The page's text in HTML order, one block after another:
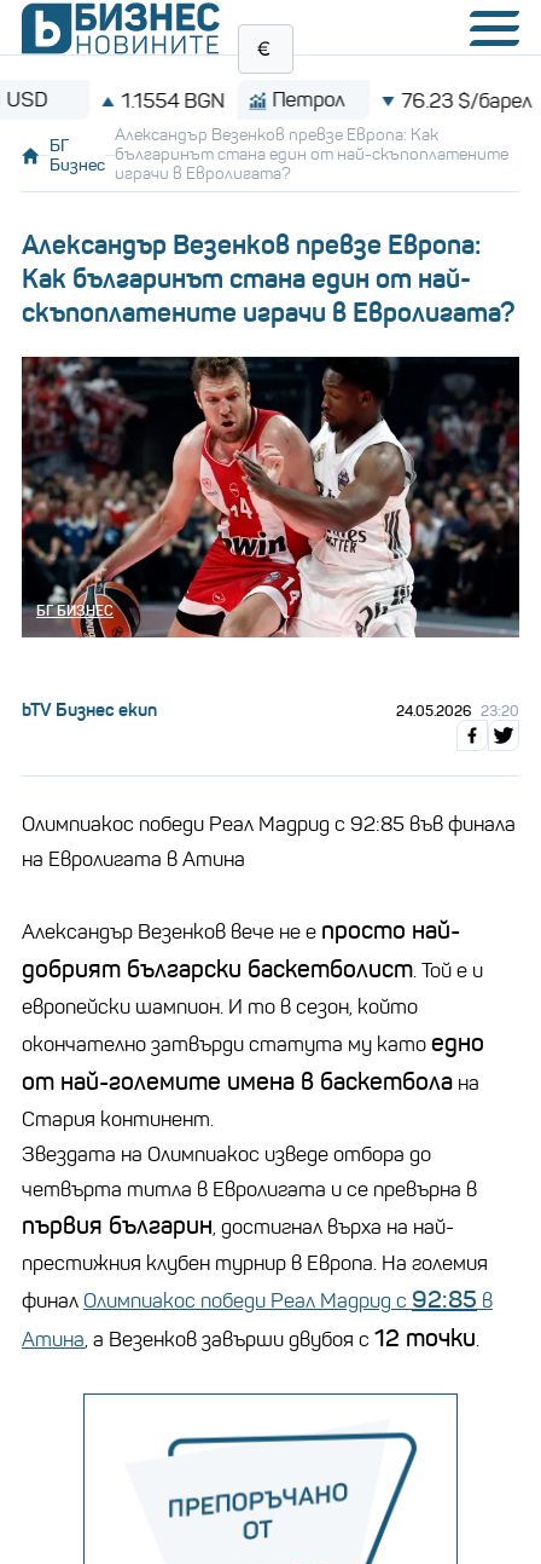
1.1554 BGN Петрол 76.23 $/барел
БГ
Бизнес
Александър Везенков превзе Европа: Как
българинът стана един от най-скъпоплатените
играчи в Евролигата?
Александър Везенков превзе Европа:
Как българинът стана един от най-
скъпоплатените играчи в Евролигата?
БГ БИЗНЕС
bTV Бизнес екип 24.05.2026 23:20
Олимпиакос победи Реал Мадрид с 92:85 във финала
на Евролигата в Атина
Александър Везенков вече не е просто най-
добрият български баскетболист. Той е и
европейски шампион. И то в сезон, който
окончателно затвърди статута му катоедно
от най-големите имена в баскетбола на
Стария континент.
Звездата на Олимпиакос изведе отбора до
четвърта титла в Евролигата и се превърна в
първия българин, достигнал върха на най-
престижния клубен турнир в Европа. На големия
финал Олимпиакос победи Реал Мадрид с 92:85 в
Атина, а Везенков завърши двубоя с 12 точки.